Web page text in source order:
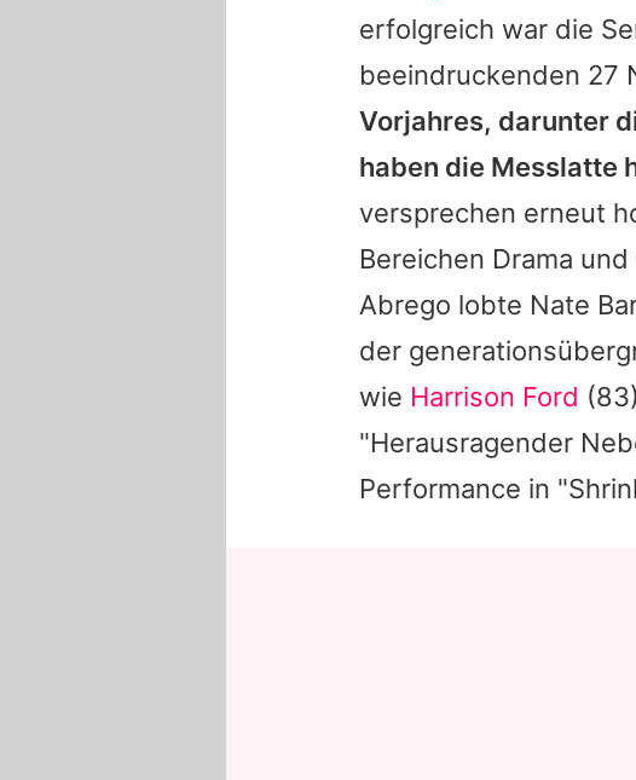
erfolgreich war die
beeindruckenden 27
Vorjahres, darunter
haben die Messlatte
versprechen erneut
Bereichen Drama
Abrego lobte Nate
der
wie Harrison Ford
"Herausragender
Performance in